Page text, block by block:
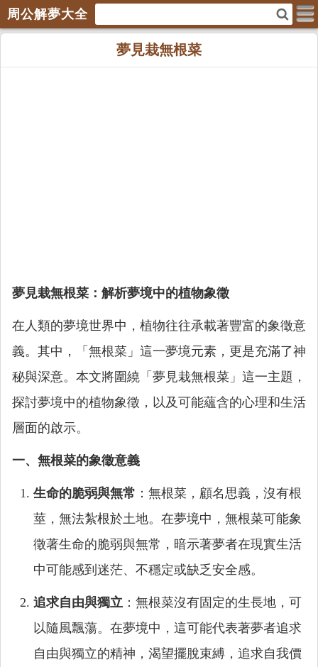
周公解夢大全
夢見栽無根菜
夢見栽無根菜：解析夢境中的植物象徵
在人類的夢境世界中，植物往往承載著豐富的象徵意
義。其中，「無根菜」這一夢境元素，更是充滿了神
秘與深意。本文將圍繞「夢見栽無根菜」這一主題，
探討夢境中的植物象徵，以及可能蘊含的心理和生活
層面的啟示。
一、無根菜的象徵意義
生命的脆弱與無常 ：無根菜，顧名思義，沒有根
莖，無法紮根於土地。在夢境中，無根菜可能象
徵著生命的脆弱與無常，暗示著夢者在現實生活
中可能感到迷茫、不穩定或缺乏安全感。
追求自由與獨立 ：無根菜沒有固定的生長地，可
以隨風飄蕩。在夢境中，這可能代表著夢者追求
自由與獨立的精神，渴望擺脫束縛，追求自我價